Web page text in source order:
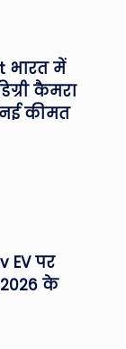
भारत में
कैमरा
कीमत
EV पर
के